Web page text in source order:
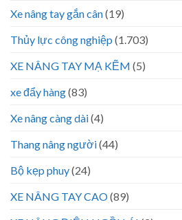
Xe nâng tay gắn cân(19)
Thủy lực công nghiệp (1.703)
XE NÂNG TAY MẠ KẼM (5)
xe đẩy hàng(83)
Xe nâng càng dài(4)
Thang nâng người(44)
Bộ kẹp phuy(24)
XE NÂNG TAY CAO(89)